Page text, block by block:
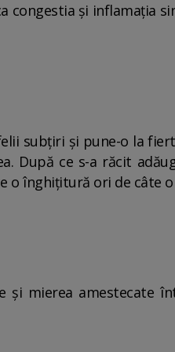
congestia și inflamația
subțiri și pune-o la
După ce s-a răcit
o înghițitură ori de câte
și mierea